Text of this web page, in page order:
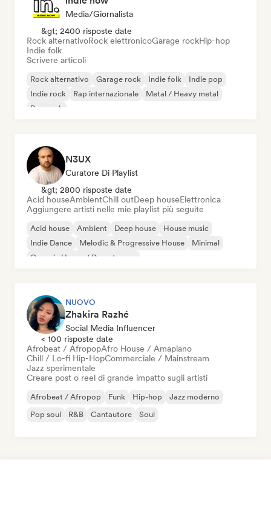
Media/Giornalista
&gt; 2400 risposte date
Rock alternativoRock elettronicoGarage rockHip-hop
Indie folk
Scrivere articoli
Rock alternativo Garage rock Indie folk
Indie pop
Indie rock
Rap internazionale
Metal / Heavy metal
Pop rock
N3UX
Curatore Di Playlist
&gt; 2800 risposte date
Acid houseAmbientChill outDeep houseElettronica
Aggiungere artisti nelle mie playlist più seguite
Acid house Ambient Deep house
House music
Indie Dance
Melodic & Progressive House
Minimal
Organic House / Downtempo
NUOVO
Zhakira Razhé
Social Media Influencer
< 100 risposte date
Afrobeat / AfropopAfro House / Amapiano
Chill / Lo-fi Hip-HopCommerciale / Mainstream
Jazz sperimentale
Creare post o reel di grande impatto sugli artisti
Afrobeat / Afropop Funk Hip-hop
Jazz moderno
Pop soul
R&B Cantautore Soul